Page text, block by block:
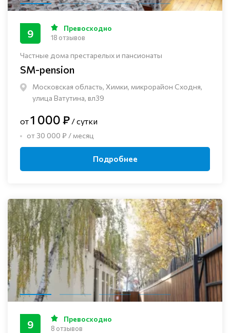
Частные дома престарелых и пансионаты
SM-pension
Московская область, Химки, микрорайон Сходня,
улица Ватутина, вл39
9 Превосходно
18 отзывов
от1 000 ₽ / сутки
от 30 000 ₽ / месяц
Подробнее
9 Превосходно
8 отзывов